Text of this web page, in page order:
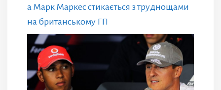
а Марк Маркес стикається з труднощами
на британському ГП